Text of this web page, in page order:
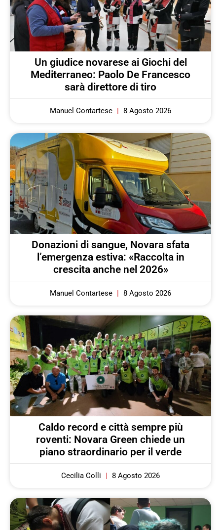
Un giudice novarese ai Giochi del
Mediterraneo: Paolo De Francesco
sarà direttore di tiro
Manuel Contartese 8 Agosto 2026
Donazioni di sangue, Novara sfata
l’emergenza estiva: «Raccolta in
crescita anche nel 2026»
Manuel Contartese 8 Agosto 2026
Caldo record e città sempre più
roventi: Novara Green chiede un
piano straordinario per il verde
Cecilia Colli 8 Agosto 2026